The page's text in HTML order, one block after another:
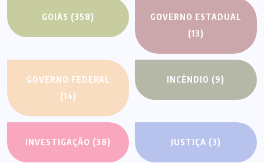
GOIÁS (358)
GOVERNO ESTADUAL
(13)
GOVERNO FEDERAL
(14)
INCÊNDIO (9)
INVESTIGAÇÃO (38) JUSTIÇA (3)